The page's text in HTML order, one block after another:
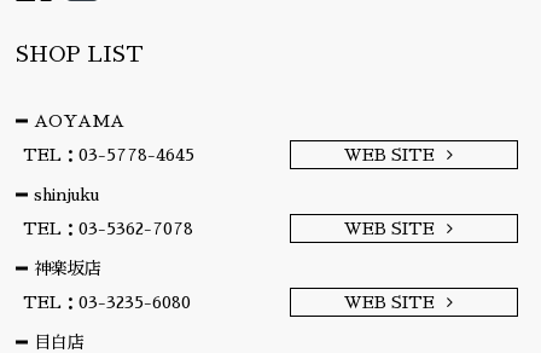
SHOP LIST
AOYAMA
TEL：03-5778-4645
WEB SITE
shinjuku
TEL：03-5362-7078
WEB SITE
神楽坂店
TEL：03-3235-6080
WEB SITE
目白店